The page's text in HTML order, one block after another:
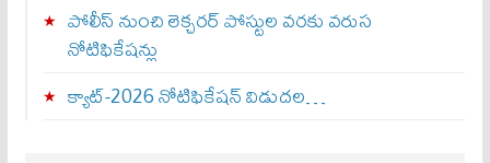
పోలీస్ నుంచి లెక్చరర్ పోస్టుల వరకు వరుస
నోటిఫికేషన్లు
క్యాట్-2026 నోటిఫికేషన్ విడుదల…